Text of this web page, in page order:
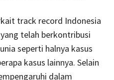
track record Indonesia
telah berkontribusi
seperti halnya kasus
kasus lainnya. Selain
dalam